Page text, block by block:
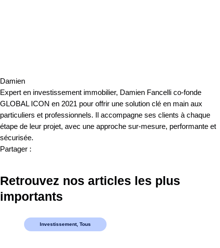
Damien
Expert en investissement immobilier, Damien Fancelli co-fonde
GLOBAL ICON en 2021 pour offrir une solution clé en main aux
particuliers et professionnels. Il accompagne ses clients à chaque
étape de leur projet, avec une approche sur-mesure, performante et
sécurisée.
Partager :
Retrouvez nos articles les plus
importants
Investissement,Tous